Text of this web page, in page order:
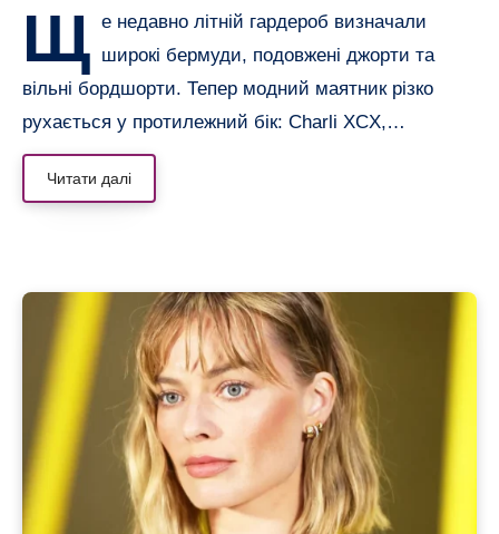
Щ е недавно літній гардероб визначали
широкі бермуди, подовжені джорти та
вільні бордшорти. Тепер модний маятник різко
рухається у протилежний бік: Charli XCX,…
Читати далі